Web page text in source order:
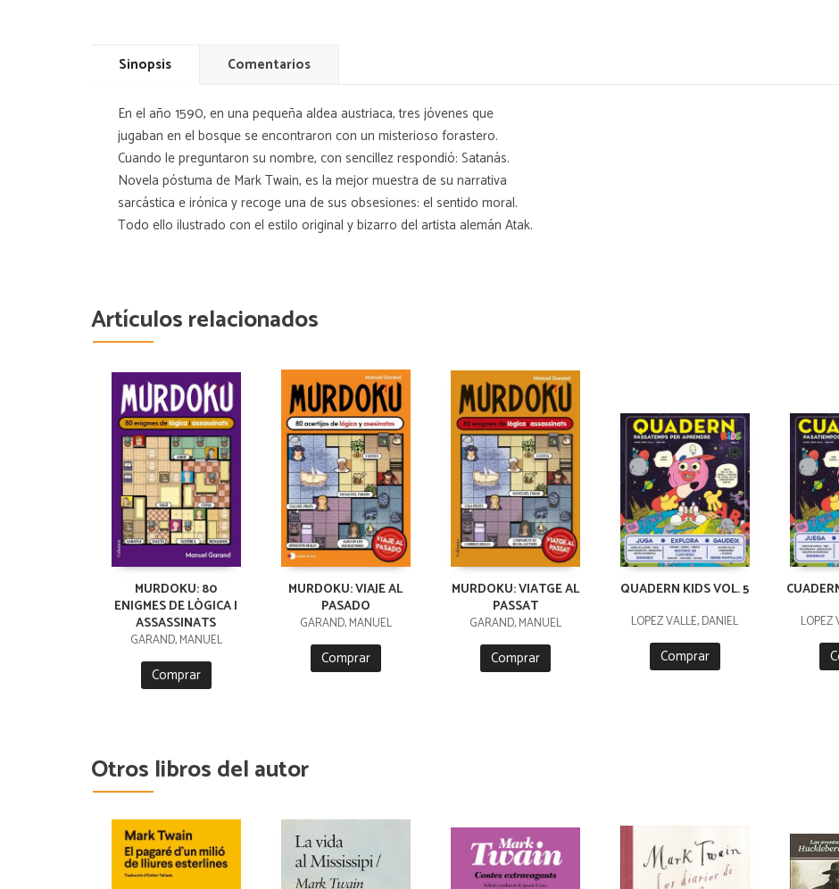
Sinopsis Comentarios
En el año 1590, en una pequeña aldea austriaca, tres jóvenes que
jugaban en el bosque se encontraron con un misterioso forastero.
Cuando le preguntaron su nombre, con sencillez respondió: Satanás.
Novela póstuma de Mark Twain, es la mejor muestra de su narrativa
sarcástica e irónica y recoge una de sus obsesiones: el sentido moral.
Todo ello ilustrado con el estilo original y bizarro del artista alemán Atak.
Artículos relacionados
MURDOKU: 80
ENIGMES DE LÒGICA I
ASSASSINATS
GARAND, MANUEL
Comprar
MURDOKU: VIAJE AL
PASADO
GARAND, MANUEL
Comprar
MURDOKU: VIATGE AL
PASSAT
GARAND, MANUEL
Comprar
QUADERN KIDS VOL. 5
LÓPEZ VALLE, DANIEL
Comprar
LÓPEZ
Otros libros del autor